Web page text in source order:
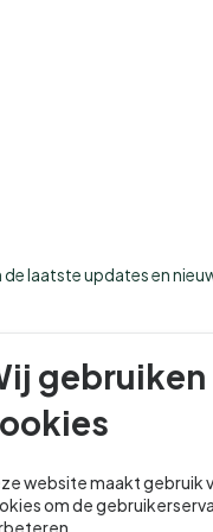
gebruiken
website maakt gebruik
om de
laatste updates en